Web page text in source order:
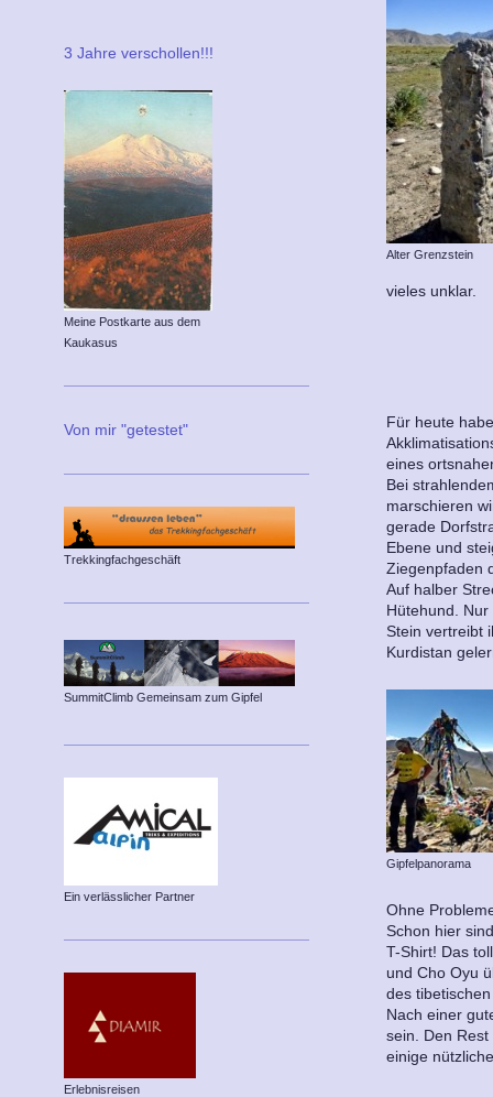
Alter Grenzstein
vieles unklar.
Für heute
eines
Bei
marschieren
gerade
Ebene und
Ziegenpfaden
Auf halber
Hütehund.
Stein vertreibt
Kurdistan
Gipfelpanorama
Ohne
Schon hier
T-Shirt! Das
und Cho Oyu
des
Nach einer
sein. Den
einige
3 Jahre verschollen!!!
Meine Postkarte aus dem
Kaukasus
Von mir "getestet"
Trekkingfachgeschäft
SummitClimb Gemeinsam zum Gipfel
Ein verlässlicher Partner
Erlebnisreisen